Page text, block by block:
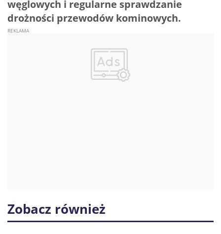
węglowych i regularne sprawdzanie
drożności przewodów kominowych.
Zobacz również